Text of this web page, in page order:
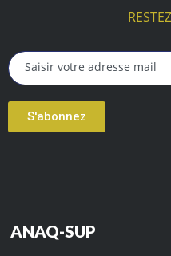
S'abonnez
ANAQ-SUP